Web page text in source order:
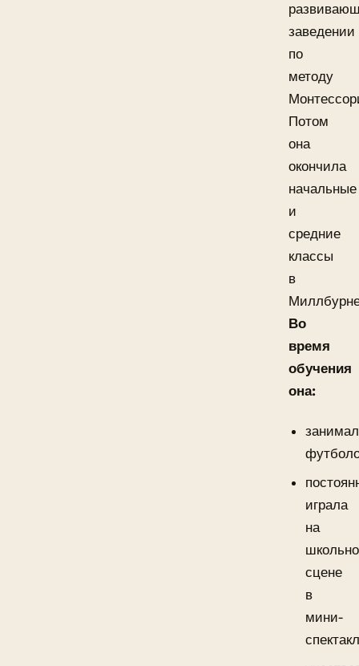
заведении
по
методу
Потом
она
окончила
начальные
и
средние
классы
в
Во
время
обучения
она:
играла
на
сцене
в
мини-